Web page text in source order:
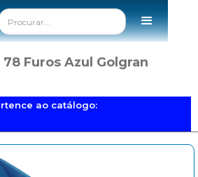
Furos Azul Golgran
ao catálogo: